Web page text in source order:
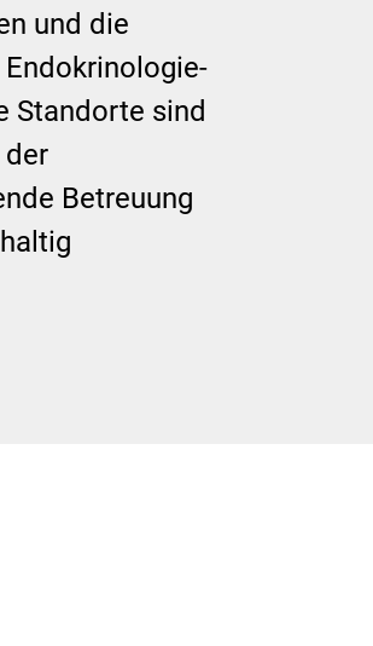
und die
Standorte sind
der
Betreuung